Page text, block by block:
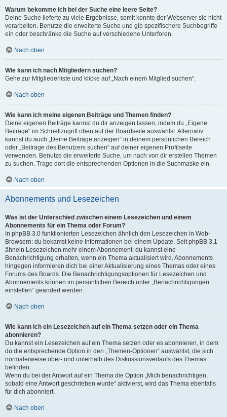
Warum bekomme ich bei der Suche eine leere Seite?
Deine Suche lieferte zu viele Ergebnisse, somit konnte der Webserver sie nicht
verarbeiten. Benutze die erweiterte Suche und gib spezifischere Suchbegriffe
ein oder beschränke die Suche auf verschiedene Unterforen.
Nach oben
Wie kann ich nach Mitgliedern suchen?
Gehe zur Mitgliederliste und klicke auf „Nach einem Mitglied suchen“.
Nach oben
Wie kann ich meine eigenen Beiträge und Themen finden?
Deine eigenen Beiträge kannst du dir anzeigen lassen, indem du „Eigene
Beiträge“ im Schnellzugriff oben auf der Boardseite auswählst. Alternativ
kannst du auch „Deine Beiträge anzeigen“ in deinem persönlichen Bereich
oder „Beiträge des Benutzers suchen“ auf deiner eigenen Profilseite
verwenden. Benutze die erweiterte Suche, um nach von dir erstellen Themen
zu suchen. Trage dort die entsprechenden Optionen in die Suchmaske ein.
Nach oben
Abonnements und Lesezeichen
Was ist der Unterschied zwischen einem Lesezeichen und einem
Abonnements für ein Thema oder Forum?
In phpBB 3.0 funktionierten Lesezeichen ähnlich den Lesezeichen in Web-
Browsern: du bekamst keine Informationen bei einem Update. Seit phpBB 3.1
ähneln Lesezeichen mehr einem Abonnement: du kannst eine
Benachrichtigung erhalten, wenn ein Thema aktualisiert wird. Abonnements
hingegen informieren dich bei einer Aktualisierung eines Themas oder eines
Forums des Boards. Die Benachrichtigungsoptionen für Lesezeichen und
Abonnements können im persönlichen Bereich unter „Benachrichtigungen
einstellen“ geändert werden.
Nach oben
Wie kann ich ein Lesezeichen auf ein Thema setzen oder ein Thema
abonnieren?
Du kannst ein Lesezeichen auf ein Thema setzen oder es abonnieren, in dem
du die entsprechende Option in den „Themen-Optionen“ auswählst, die sich
normalerweise ober- und unterhalb des Diskussionsverlaufs des Themas
befinden.
Wenn du bei der Antwort auf ein Thema die Option „Mich benachrichtigen,
sobald eine Antwort geschrieben wurde“ aktivierst, wird das Thema ebenfalls
für dich abonniert.
Nach oben